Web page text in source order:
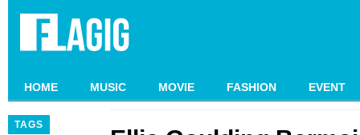
HOME MUSIC MOVIE FASHION EVENT
TAGS